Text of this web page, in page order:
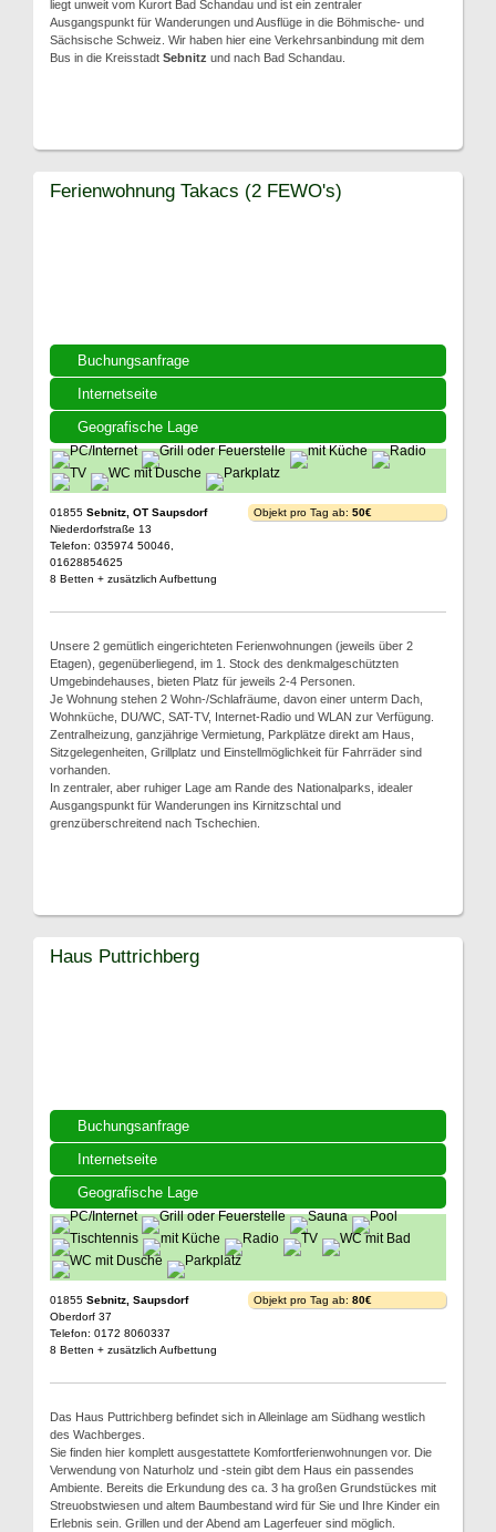
liegt unweit vom Kurort Bad Schandau und ist ein zentraler
Ausgangspunkt für Wanderungen und Ausflüge in die Böhmische- und
Sächsische Schweiz. Wir haben hier eine Verkehrsanbindung mit dem
Bus in die Kreisstadt Sebnitz und nach Bad Schandau.
Buchungsanfrage
Internetseite
Geografische Lage
Ferienwohnung Takacs (2 FEWO's)
01855 Sebnitz, OT Saupsdorf
Niederdorfstraße 13
Telefon: 035974 50046,
01628854625
8 Betten + zusätzlich Aufbettung
Objekt pro Tag ab: 50€
Unsere 2 gemütlich eingerichteten Ferienwohnungen (jeweils über 2
Etagen), gegenüberliegend, im 1. Stock des denkmalgeschützten
Umgebindehauses, bieten Platz für jeweils 2-4 Personen.
Je Wohnung stehen 2 Wohn-/Schlafräume, davon einer unterm Dach,
Wohnküche, DU/WC, SAT-TV, Internet-Radio und WLAN zur Verfügung.
Zentralheizung, ganzjährige Vermietung, Parkplätze direkt am Haus,
Sitzgelegenheiten, Grillplatz und Einstellmöglichkeit für Fahrräder sind
vorhanden.
In zentraler, aber ruhiger Lage am Rande des Nationalparks, idealer
Ausgangspunkt für Wanderungen ins Kirnitzschtal und
grenzüberschreitend nach Tschechien.
Buchungsanfrage
Internetseite
Geografische Lage
Haus Puttrichberg
01855 Sebnitz, Saupsdorf
Oberdorf 37
Telefon: 0172 8060337
8 Betten + zusätzlich Aufbettung
Objekt pro Tag ab: 80€
Das Haus Puttrichberg befindet sich in Alleinlage am Südhang westlich
des Wachberges.
Sie finden hier komplett ausgestattete Komfortferienwohnungen vor. Die
Verwendung von Naturholz und -stein gibt dem Haus ein passendes
Ambiente. Bereits die Erkundung des ca. 3 ha großen Grundstückes mit
Streuobstwiesen und altem Baumbestand wird für Sie und Ihre Kinder ein
Erlebnis sein. Grillen und der Abend am Lagerfeuer sind möglich.